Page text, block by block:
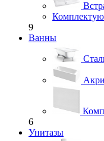
9
Ванны
6
Унитазы